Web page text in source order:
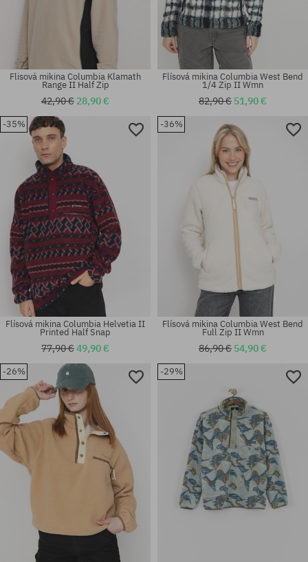
Dostupné veľkosti:
M; L; XL
Dostupné veľkosti:
Dostupné veľkosti:
L; XL
Flisová mikina Columbia Klamath
Range II Half Zip
42,90 € 28,90 €
Dostupné veľkosti:
Flísová mikina Columbia West Bend
1/4 Zip II Wmn
82,90 € 51,90 €
-35%
Flísová mikina Columbia Helvetia II
Printed Half Snap
77,90 €49,90 €
-36%
Flísová mikina Columbia West Bend
Full Zip II Wmn
86,90 € 54,90 €
-26% -29%